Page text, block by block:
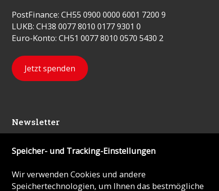
PostFinance: CH55 0900 0000 6001 7200 9
LUKB: CH38 0077 8010 0177 9301 0
Euro-Konto: CH51 0077 8010 0570 5430 2
Jetzt spenden
Newsletter
Abonnieren
Speicher- und Tracking-Einstellungen
Wir verwenden Cookies und andere
Speichertechnologien, um Ihnen das bestmögliche